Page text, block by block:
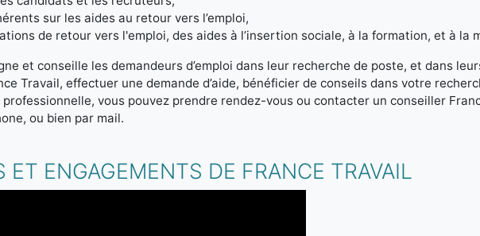
sur les aides au retour vers l’emploi,
de retour vers l'emploi, des aides à l’insertion sociale, à la formation, et à la
et conseille les demandeurs d’emploi dans leur recherche de poste, et dans
Travail, effectuer une demande d’aide, bénéficier de conseils dans votre
vous pouvez prendre rendez-vous ou contacter un conseiller
ou bien par mail.
ET ENGAGEMENTS DE FRANCE TRAVAIL